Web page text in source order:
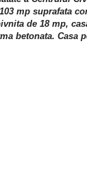
mp suprafata
de 18 mp,
betonata. Casa